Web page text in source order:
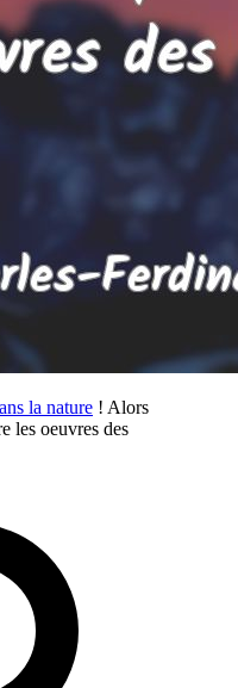
la nature ! Alors
les oeuvres des